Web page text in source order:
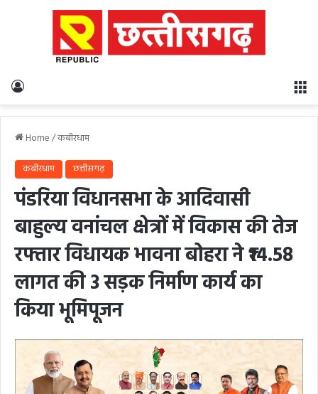
Home/कबीरधाम
कबीरधाम छत्तीसगढ़
पंडरिया विधानसभा के आदिवासी
बाहुल्य वनांचल क्षेत्रों में विकास की तेज
रफ्तार विधायक भावना बोहरा ने ₹14.58
लागत की 3 सड़क निर्माण कार्य का
किया भूमिपूजन